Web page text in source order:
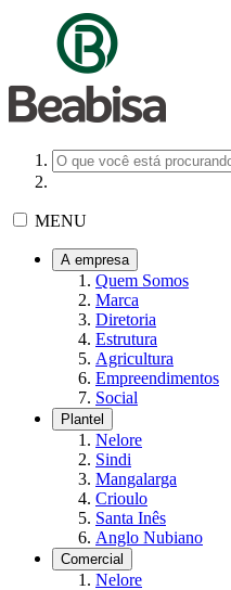
MENU
A empresa
Quem Somos
Marca
Diretoria
Estrutura
Agricultura
Empreendimentos
Social
Plantel
Nelore
Sindi
Mangalarga
Crioulo
Santa Inês
Anglo Nubiano
Comercial
Nelore